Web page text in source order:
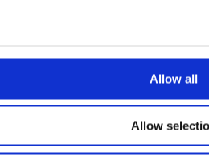
Allow all
Allow